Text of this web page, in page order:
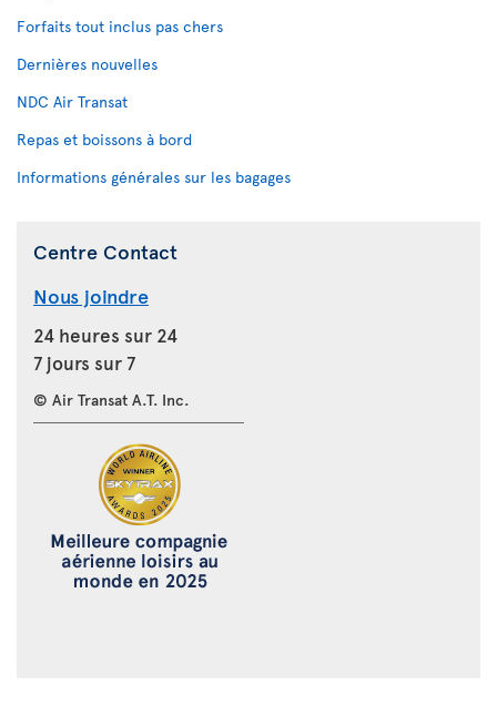
Forfaits tout inclus pas chers
Dernières nouvelles
NDC Air Transat
Repas et boissons à bord
Informations générales sur les bagages
Centre Contact
Nous joindre
24 heures sur 24
7 jours sur 7
© Air Transat A.T. Inc.